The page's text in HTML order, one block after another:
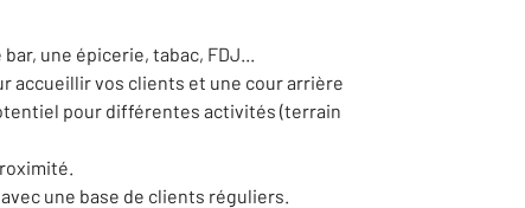
une épicerie, tabac, FDJ...
accueillir vos clients et une cour arrière
pour différentes activités (terrain
une base de clients réguliers.